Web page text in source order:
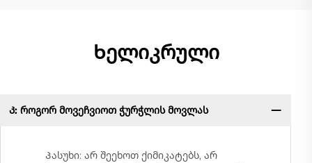
Ხელიკრული
Კ: როგორ მოვეჩვიოთ ჭურჭლის მოვლას
Პასუხი: არ შეეხოთ ქიმიკატებს, არ